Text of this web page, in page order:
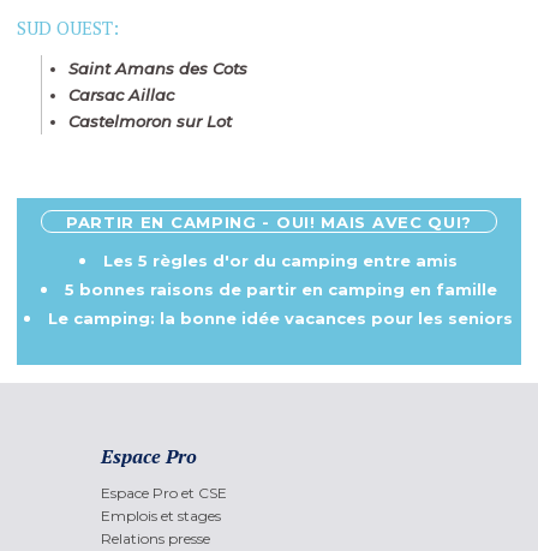
SUD OUEST:
Saint Amans des Cots
Carsac Aillac
Castelmoron sur Lot
PARTIR EN CAMPING - OUI! MAIS AVEC QUI?
Les 5 règles d'or du camping entre amis
5 bonnes raisons de partir en camping en famille
Le camping: la bonne idée vacances pour les seniors
Espace Pro
Espace Pro et CSE
Emplois et stages
Relations presse